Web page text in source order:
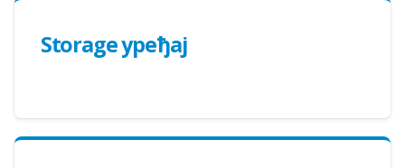
Storage уређај